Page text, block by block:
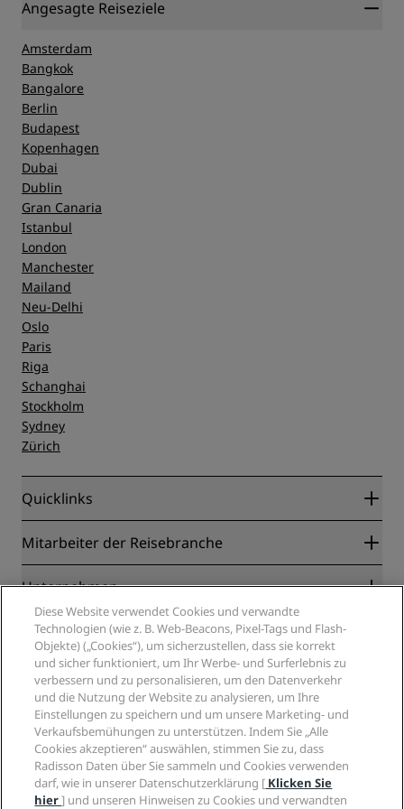
Angesagte Reiseziele
Amsterdam
Bangkok
Bangalore
Berlin
Budapest
Kopenhagen
Dubai
Dublin
Gran Canaria
Istanbul
London
Manchester
Mailand
Neu-Delhi
Oslo
Paris
Riga
Schanghai
Stockholm
Sydney
Zürich
Quicklinks
Radisson Rewards
Blog
Neue und aufstrebende Hotels
Radisson Hotels APP
„Sports Approved“-Hotels
Familienfreundliche Hotels
Gesundheit & Sicherheit
Mitarbeiter der Reisebranche
Partner
Reisebüros
Unternehmen
Radisson Hotel Group
Medien
Karriere RHG
Karriere PPHE
Karrieren EHL
The Club by RHG
Entwicklungsmöglichkeiten
Responsible Business – Unser Engagement
Einkauf
Rechtliches
Privacy Centre
Rechtliche Hinweise
Radisson Rewards Geschäftsbedingungen
Website-Nutzungsvereinbarung
Digitale Barrierefreiheit
Moderne Sklaverei – Erklärung
Hilfe
Verbrauchermeldungen
Kontakt
FAQ
Inhaltsübersicht
Soziale Medien
Marken von Radisson Hotels
Diese Website verwendet Cookies und verwandte
Technologien (wie z. B. Web-Beacons, Pixel-Tags und Flash-
Objekte) („Cookies“), um sicherzustellen, dass sie korrekt
und sicher funktioniert, um Ihr Werbe- und Surferlebnis zu
verbessern und zu personalisieren, um den Datenverkehr
und die Nutzung der Website zu analysieren, um Ihre
Einstellungen zu speichern und um unsere Marketing- und
Verkaufsbemühungen zu unterstützen. Indem Sie „Alle
Cookies akzeptieren“ auswählen, stimmen Sie zu, dass
Radisson Daten über Sie sammeln und Cookies verwenden
darf, wie in unserer Datenschutzerklärung [ Klicken Sie
hier] und unseren Hinweisen zu Cookies und verwandten